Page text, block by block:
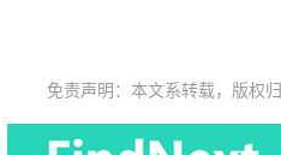
免责声明：本文系转载，版权